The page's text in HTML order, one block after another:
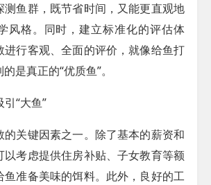
测鱼群，既节省时间，又能更直观地
风格。同时，建立标准化的评估体
进行客观、全面的评价，就像给鱼打
是真正的“优质鱼”。
“大鱼”
的关键因素之一。除了基本的薪资和
以考虑提供住房补贴、子女教育等额
鱼准备美味的饵料。此外，良好的工